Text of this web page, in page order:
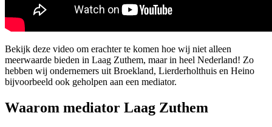
Bekijk deze video om erachter te komen hoe wij niet alleen
meerwaarde bieden in Laag Zuthem, maar in heel Nederland! Zo
hebben wij ondernemers uit Broekland, Lierderholthuis en Heino
bijvoorbeeld ook geholpen aan een mediator.
Waarom mediator Laag Zuthem